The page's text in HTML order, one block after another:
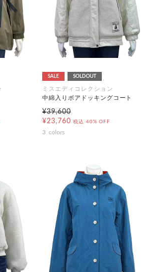
SALE SOLDOUT
ミスエディコレクション
中綿入りボアドッキングコート
¥39,600
¥23,760 税込 40% OFF
3 colors